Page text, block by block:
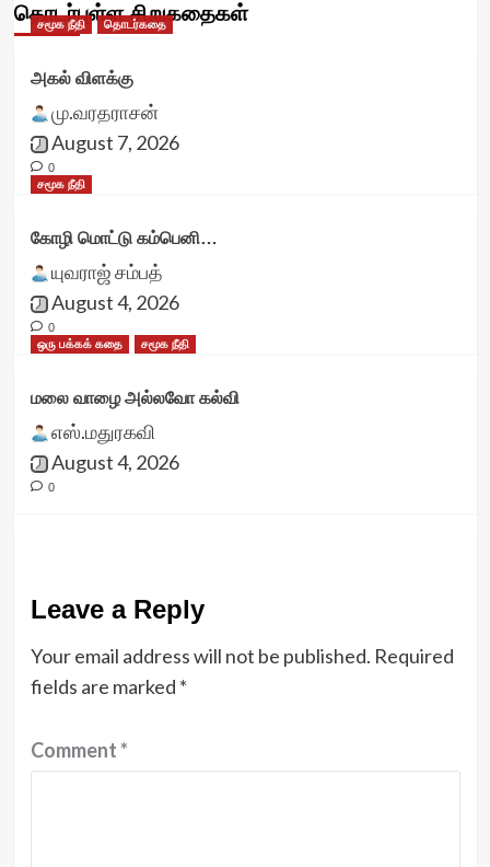
தொடர்புள்ள சிறுகதைகள்
சமூக நீதி தொடர்கதை
அகல் விளக்கு
மு.வரதராசன்
August 7, 2026
0
சமூக நீதி
கோழி மொட்டு கம்பெனி…
யுவராஜ் சம்பத்
August 4, 2026
0
ஒரு பக்கக் கதை
சமூக நீதி
மலை வாழை அல்லவோ கல்வி
எஸ்.மதுரகவி
August 4, 2026
0
Leave a Reply
Your email address will not be published. Required
fields are marked *
Comment*